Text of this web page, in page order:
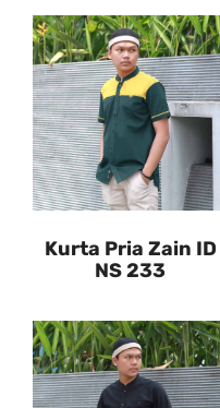
Kurta Pria Zain ID
NS 233